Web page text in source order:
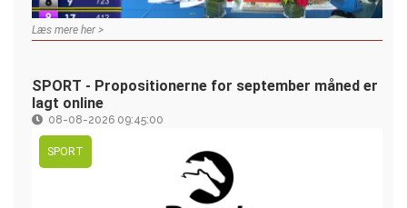
Læs mere her >
SPORT - Propositionerne for september måned er
lagt online
08-08-2026 09:45:00
SPORT